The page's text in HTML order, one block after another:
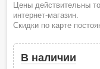
Цены действительны
интернет-магазин.
Скидки по карте
В наличии